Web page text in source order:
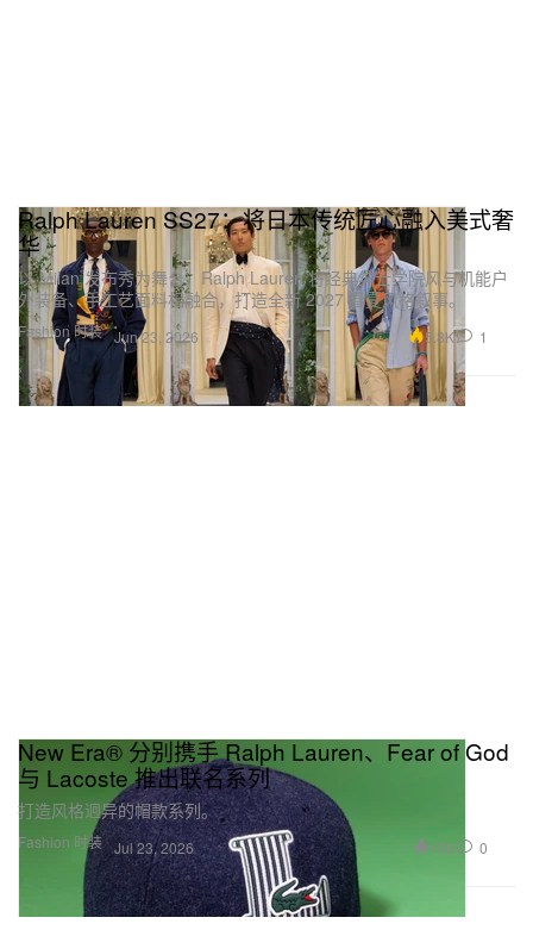
Fashion 时装
Ralph Lauren SS27：将日本传统匠心融入美式奢
华
以 Milan 发布秀为舞台，Ralph Lauren 将经典绅士学院风与机能户
外装备、手工艺面料相融合，打造全新 2027 春夏风格叙事。
Jun 23, 2026 5.8K 1
Fashion 时装
New Era® 分别携手 Ralph Lauren、Fear of God
与 Lacoste 推出联名系列
打造风格迥异的帽款系列。
Jul 23, 2026 188 0